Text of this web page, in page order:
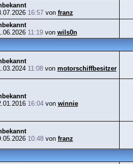
16:57von franz
11:19von wils0n
11:08von motorschiffbesitzer
16:04von winnie
10:48von franz